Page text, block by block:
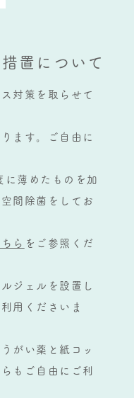
置について
対策を取らせて
ます。ご自由に
薄めたものを加
間除菌をしてお
ちら をご参照くだ
ジェルを設置し
用くださいま
がい薬と紙コッ
もご自由にご利